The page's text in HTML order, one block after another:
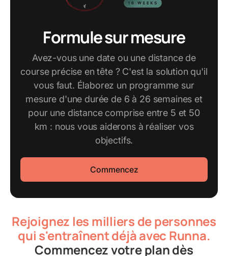
Formule sur mesure
Avez-vous une date ou une distance de
course précise en tête ? C'est la solution qu'il
vous faut. Élaborez un programme sur
mesure d'une durée de 6 à 26 semaines et
pour une distance comprise entre 5 et 50
km : nous vous aiderons à réaliser vos
objectifs.
Commencez
Rejoignez les milliers de personnes
qui s'entraînent déjà avec Runna.
Commencez votre plan dès